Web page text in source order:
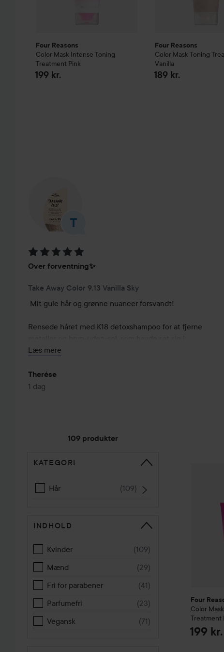
Four Reasons
Color Mask Intense Toning
Treatment Pink
199 kr.
Four Reasons
Color Mask Toning
Vanilla
189 kr.
Bedømmelse: 5 ud af 5
Over forventning✨
Take Away Color 9.13 Vanilla Sky
Mit gule hår og grønne nuancer forsvandt!
Rensede håret med K18 detoxshampoo for at fjerne
længderne (det forårsagede det grønne).
Pearly pastel 50/50. Jeg lagde blandingen i de
blegede længder først og gik derefter direkte på
Havde forberedt håret grundigt med fugt inden, så
Læs mere
Therése
1 dag
109 produkter
GÅ TIL SORTER
KATEGORI
Hår (109)
INDHOLD
Kvinder (109)
Mænd
(29)
Fri for parabener
(41)
Parfumefri
(23)
Vegansk
(71)
Four
Color
Treatment
199 kr.